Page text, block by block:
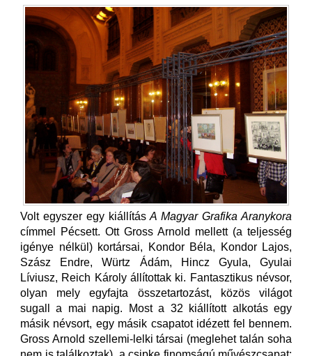
Volt egyszer egy kiállításA Magyar Grafika Aranykora
címmel Pécsett. Ott Gross Arnold mellett (a teljesség
igénye nélkül) kortársai, Kondor Béla, Kondor Lajos,
Szász Endre, Würtz Ádám, Hincz Gyula, Gyulai
Líviusz, Reich Károly állítottak ki. Fantasztikus névsor,
olyan mely egyfajta összetartozást, közös világot
sugall a mai napig. Most a 32 kiállított alkotás egy
másik névsort, egy másik csapatot idézett fel bennem.
Gross Arnold szellemi-lelki társai (meglehet talán soha